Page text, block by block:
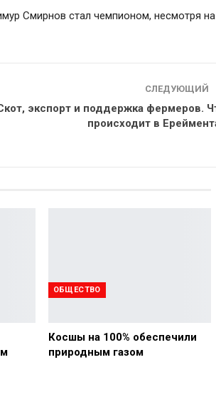
Смирнов стал чемпионом, несмотря на
СЛЕДУЮЩИЙ
экспорт и поддержка фермеров.
происходит в
ОБЩЕСТВО
Косшы на 100% обеспечили
природным газом